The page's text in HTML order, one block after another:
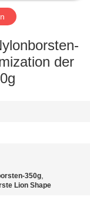
der
350g,
Lion Shape